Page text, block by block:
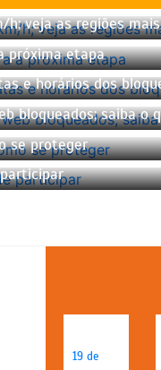
h; veja as regiões
próxima etapa
e horários dos
bloqueados; saiba o
se proteger
19 de